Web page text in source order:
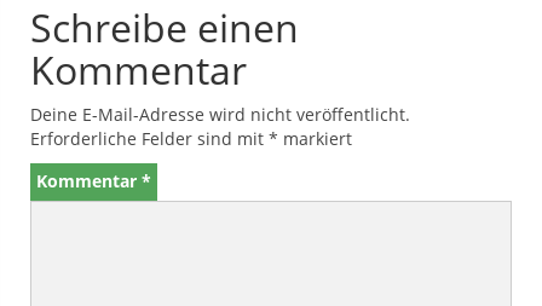
Schreibe einen
Kommentar
Deine E-Mail-Adresse wird nicht veröffentlicht.
Erforderliche Felder sind mit * markiert
Kommentar *